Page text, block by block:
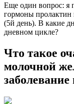
Еще один вопрос: я
гормоны пролактин
(5й день). В какие
дневном цикле?
Что такое
молочной